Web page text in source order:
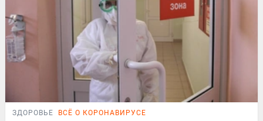
ЗДОРОВЬЕ ВСЁ О КОРОНАВИРУСЕ